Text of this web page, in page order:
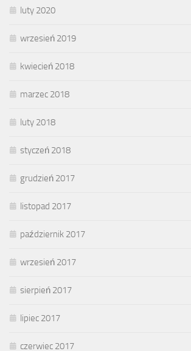
luty 2020
wrzesień 2019
kwiecień 2018
marzec 2018
luty 2018
styczeń 2018
grudzień 2017
listopad 2017
październik 2017
wrzesień 2017
sierpień 2017
lipiec 2017
czerwiec 2017